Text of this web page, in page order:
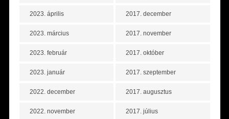
2023. április
2023. március
2023. február
2023. január
2022. december
2022. november
2017. december
2017. november
2017. október
2017. szeptember
2017. augusztus
2017. július